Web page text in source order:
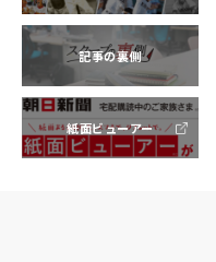
記事の裏側
紙面ビューアー